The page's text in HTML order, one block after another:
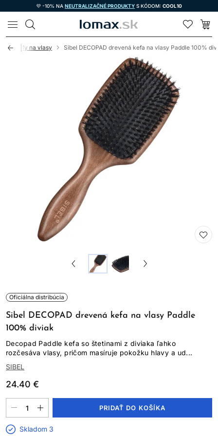
💜 -10% NA NEUTRALIZAČNÉ PRODUKTY S KÓDOM: COOL10
LOMAX
kefy na vlasy Sibel DECOPAD drevená kefa na vlasy Paddle 100%
Oficiálna distribúcia
Sibel DECOPAD drevená kefa na vlasy Paddle
100% diviak
Decopad Paddle kefa so štetinami z diviaka ľahko
rozčesáva vlasy, pričom masíruje pokožku hlavy a ud...
SIBEL
24.40 €
PRIDAŤ DO KOŠÍKA
Skladom 3